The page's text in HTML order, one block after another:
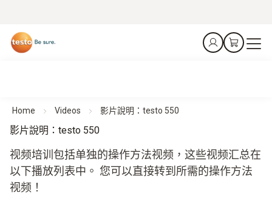
Home Videos 影片說明：testo 550
影片說明：testo 550
视频培训包括单独的操作方法视频，这些视频汇总在
以下播放列表中。 您可以直接转到所需的操作方法
视频！